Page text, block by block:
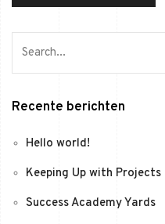
Recente berichten
Hello world!
Keeping Up with Projects
Success Academy Yards